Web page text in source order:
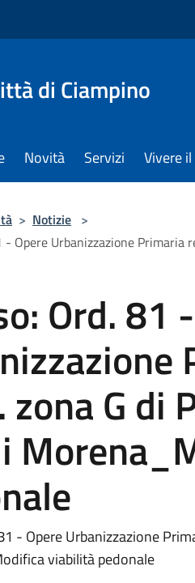
di Ciampino
Novità Servizi Vivere
> Notizie >
- Opere Urbanizzazione Primaria
Ord. 81
zona G di
- Opere Urbanizzazione
viabilità pedonale